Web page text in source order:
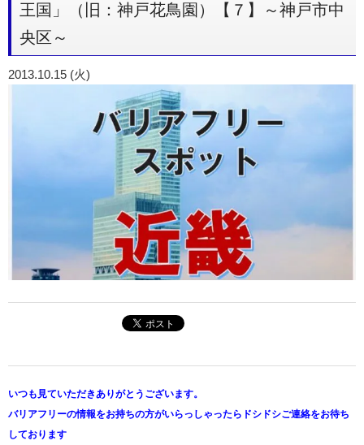
王国」（旧：神戸花鳥園）【７】～神戸市中
央区～
2013.10.15 (火)
いつも見ていただきありがとうございます。
バリアフリーの情報をお持ちの方がいらっしゃったらドシドシご連絡をお待ち
しております